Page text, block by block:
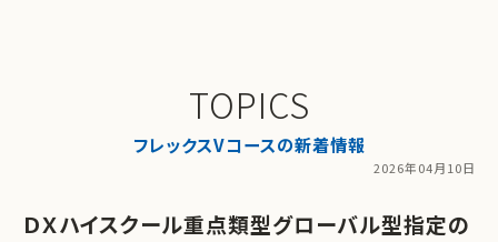
TOPICS
フレックスVコースの新着情報
2026年04月10日
ＤＸハイスクール重点類型グローバル型指定の